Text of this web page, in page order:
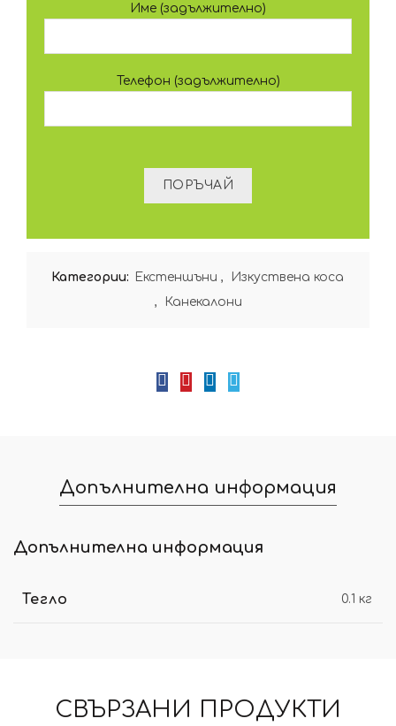
Име (задължително)
Телефон (задължително)
Категории: Екстеншъни ,
Изкуствена коса
,
Канекалони
Допълнителна информация
Допълнителна информация
Тегло 0.1 кг
СВЪРЗАНИ ПРОДУКТИ